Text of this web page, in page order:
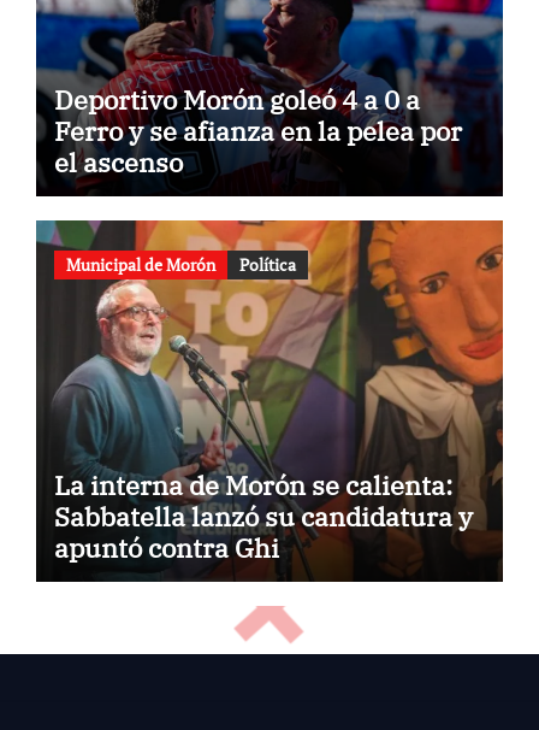
Deportivo Morón goleó 4 a 0 a
Ferro y se afianza en la pelea por
el ascenso
Municipal de Morón Política
La interna de Morón se calienta:
Sabbatella lanzó su candidatura y
apuntó contra Ghi